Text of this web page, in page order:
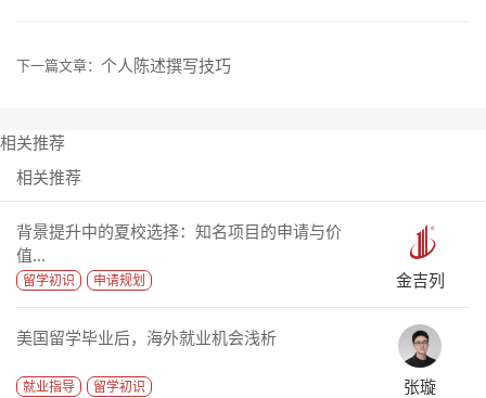
下一篇文章： 个人陈述撰写技巧
相关推荐
相关推荐
背景提升中的夏校选择：知名项目的申请与价
值...
留学初识 申请规划 金吉列
美国留学毕业后，海外就业机会浅析
就业指导 留学初识 张璇